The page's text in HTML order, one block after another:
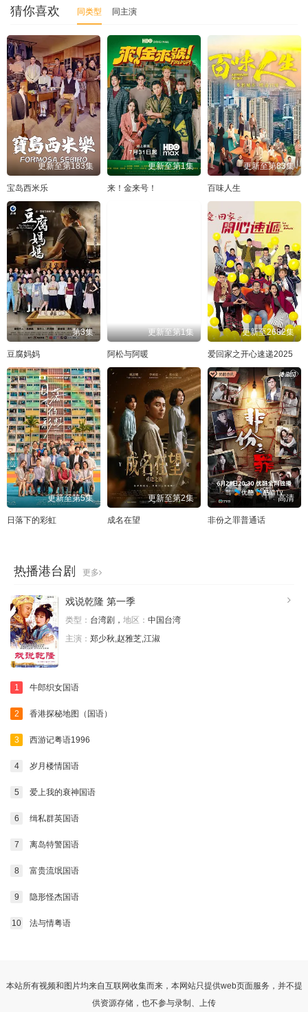
118 119 120
124 125 126 127 128 129
130 131 132 133 134 135
136 137 138 139 140 141
142 143 144 145 146 147
148 149 150 151 152 153
154 156 158
160 161 164
166 167 170 171
172 173 176 177
178 179 182 183
184 185 188 189
190 192 194 195
196 197 198 199 200 201
202 203 204 205 206 207
208 209 210 211 212 213
214 215 216 217 218 219
220 221 222 223 224 225
226 228 230 231
238 239
244 245 246
250 251 252 253
256
262
268
274 275
280 281
286 287
292 293
298 299
304 305
310 311
316 317
328 329 330 331 332 333
336 337 338
猜你喜欢 同类型 同主演
更新至第183集
宝岛西米乐
更新至第1集
来！金来号！
更新至第83集
百味人生
第3集
豆腐妈妈
更新至第1集
阿松与阿暖
更新至2682集
爱回家之开心速递2025
更新至第5集
日落下的彩虹
更新至第2集
成名在望
高清
非份之罪普通话
热播港台剧 更多
戏说乾隆 第一季
类型： 台湾剧， 地区： 中国台湾
主演： 郑少秋,赵雅芝,江淑
1 牛郎织女国语
2 香港探秘地图（国语）
3 西游记粤语1996
4 岁月楼情国语
5 爱上我的衰神国语
6 缉私群英国语
7 离岛特警国语
8 富贵流氓国语
9 隐形怪杰国语
10 法与情粤语
本站所有视频和图片均来自互联网收集而来，本网站只提供web页面服务，并不提
供资源存储，也不参与录制、上传